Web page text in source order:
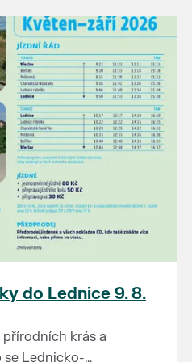
o příchod 30
aby si vše na
přichystat. Pokud
rezervovat prodejní
účast přes email
nebo zde v události,
počítat. Počet
do Lednice 9. 8.
krás a
Lednicko-